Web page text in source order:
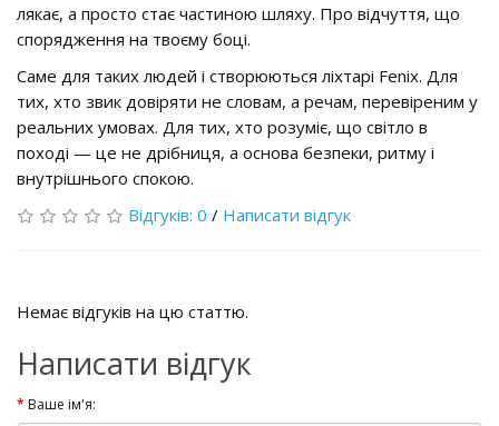
лякає, а просто стає частиною шляху. Про відчуття, що
спорядження на твоєму боці.
Саме для таких людей і створюються ліхтарі Fenix. Для
тих, хто звик довіряти не словам, а речам, перевіреним у
реальних умовах. Для тих, хто розуміє, що світло в
поході — це не дрібниця, а основа безпеки, ритму і
внутрішнього спокою.
Відгуків: 0 / Написати відгук
Немає відгуків на цю статтю.
Написати відгук
Ваше ім'я: